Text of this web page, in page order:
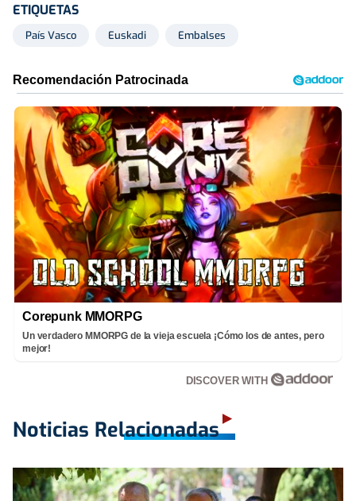
ETIQUETAS
País Vasco Euskadi Embalses
Corepunk MMORPG
Un verdadero MMORPG de la vieja escuela ¡Cómo los de antes, pero
mejor!
DISCOVER WITH
Noticias Relacionadas